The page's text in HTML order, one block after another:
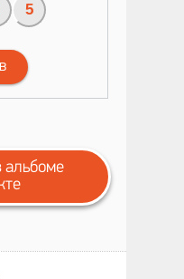
5
альбоме